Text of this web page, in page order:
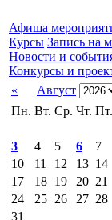
Афиша
Курсы Запись на
Новости и
Конкурсы и
«
Август
Пн. Вт. Ср. Чт. Пт.
3
4 5 6 7
10
11 12 13 14
17
18 19 20 21
24
25 26 27 28
31